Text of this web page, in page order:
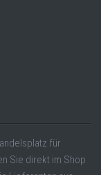
für
Sie direkt im Shop